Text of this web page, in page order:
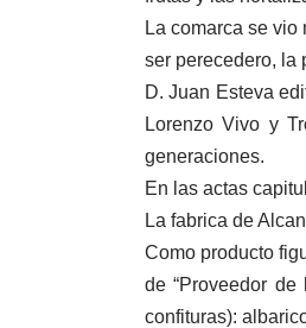
La comarca se
ser perecedero, la
D. Juan Esteva
Lorenzo Vivo y
generaciones.
En las actas
La fabrica de
Como producto
de “Proveedor
confituras):